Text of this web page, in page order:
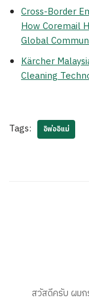
Cross-Border
How Coremail
Global
Kärcher
Cleaning
Tags: อิพ่ออิแม่
สวัสดีครับ ผมก